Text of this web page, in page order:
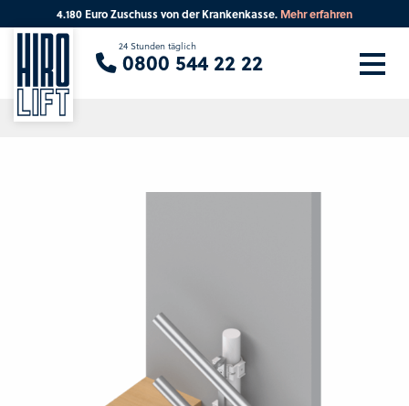
4.180 Euro Zuschuss von der Krankenkasse. Mehr erfahren
24 Stunden täglich
0800 544 22 22
Sie suchen eine Beratung vor Ort?
Ihre PLZ Beratung